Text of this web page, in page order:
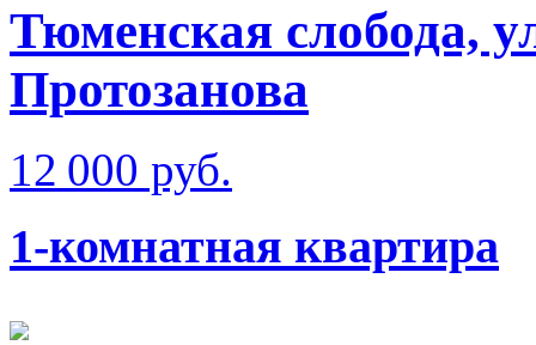
Тюменская слобода,
Протозанова
12 000 руб.
1-комнатная квартира